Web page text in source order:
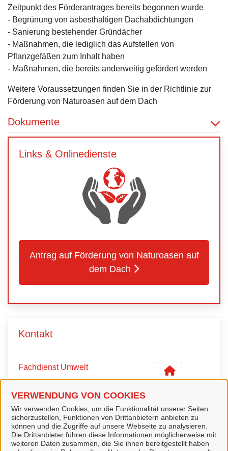
VERWENDUNG VON COOKIES
Wir verwenden Cookies, um die Funktionalität unserer Seiten
sicherzustellen, Funktionen von Drittanbietern anbieten zu
können und die Zugriffe auf unsere Webseite zu analysieren.
Die Drittanbieter führen diese Informationen möglicherweise mit
weiteren Daten zusammen, die Sie ihnen bereitgestellt haben
Zeitpunkt des Förderantrages bereits begonnen wurde
- Begrünung von asbesthaltigen Dachabdichtungen
- Sanierung bestehender Gründächer
- Maßnahmen, die lediglich das Aufstellen von
Pflanzgefäßen zum Inhalt haben
- Maßnahmen, die bereits anderweitig gefördert werden
Weitere Voraussetzungen finden Sie in der Richtlinie zur
Förderung von Naturoasen auf dem Dach
Dokumente
Links & Onlinedienste
Antrag auf Förderung von Naturoasen auf
dem Dach
Kontakt
Fachdienst Umwelt
Kontaktpersonen
Sachbearbeiterin